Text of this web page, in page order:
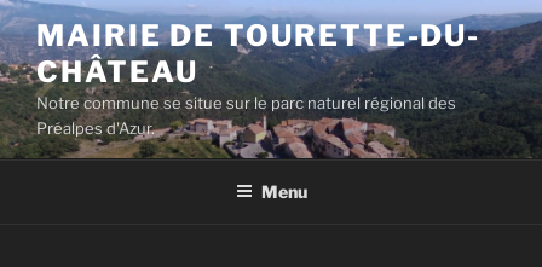
Aller
au
contenu
principal
MAIRIE DE TOURETTE-DU-
CHÂTEAU
Notre commune se situe sur le parc naturel régional des
Préalpes d'Azur.
Menu